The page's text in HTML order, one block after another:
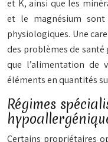
et K, ainsi que les
et le magnésium sont
physiologiques. Une
des problèmes de santé
que l’alimentation de
éléments en quantités
Régimes
Certains propriétaires